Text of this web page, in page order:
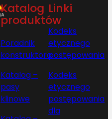
Katalog
produktów
Poradnik
konstruktora
Katalog –
pasy
klinowe
Linki
Kodeks
etycznego
postępowania
Kodeks
etycznego
postępowania
dla